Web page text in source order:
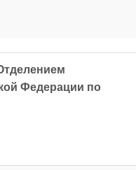
Федерации по